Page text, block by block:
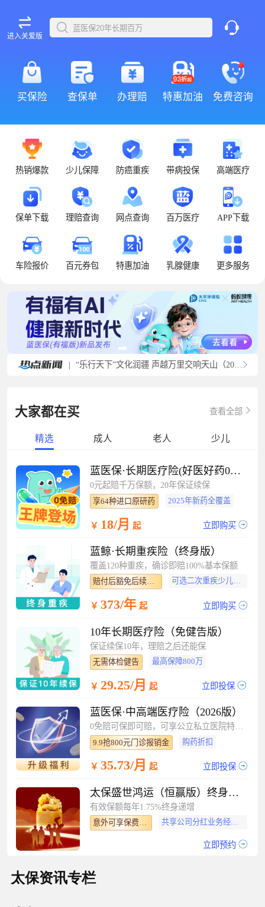
进入关爱版
买保险 查保单 办理赔 特惠加油 免费咨询
热销爆款 少儿保障 防癌重疾 带病投保 高端医疗
保单下载 理赔查询 网点查询 百万医疗 APP下载
车险报价 百元券包 特惠加油 乳腺健康 更多服务
|
大家都在买 查看全部
精选 成人 老人 少儿
蓝医保·长期医疗险(好医好药0免赔）
0元起赔千万保额，20年保证续保
享64种进口原研药 2025年新药全覆盖
￥ 18/月 起 立即购买
蓝鲸·长期重疾险（终身版）
覆盖120种重疾，确诊即赔100%基本保额
赔付后豁免后续保费 可选二次重疾少儿特疾
￥ 373/年起 立即购买
10年长期医疗险（免健告版）
保证续保10年，理赔之后还能保
无需体检健告 最高保障800万
￥ 29.25/月 起 立即投保
蓝医保·中高端医疗险（2026版）
0免赔可保即可赔，可享公立私立医院特需部
9.9抢800元门诊报销金 购药折扣
￥ 35.73/月 起 立即投保
太保盛世鸿运（恒赢版）终身寿险（分红型）
有效保额每年1.75%终身递增
意外可享保费豁免 共享公司分红业务经营盈余
立即预约